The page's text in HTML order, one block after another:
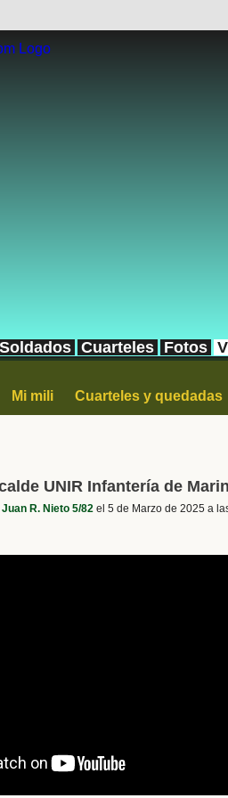
Soldados Cuarteles Fotos
Mi mili Cuarteles y quedadas
UNIR Infantería de
Juan R. Nieto 5/82 el 5 de Marzo de 2025 a